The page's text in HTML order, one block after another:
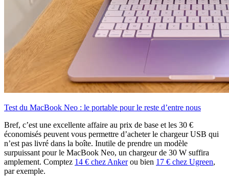
Test du MacBook Neo : le portable pour le reste d’entre nous
Bref, c’est une excellente affaire au prix de base et les 30 €
économisés peuvent vous permettre d’acheter le chargeur USB qui
n’est pas livré dans la boîte. Inutile de prendre un modèle
surpuissant pour le MacBook Neo, un chargeur de 30 W suffira
amplement. Comptez 14 € chez Ankerou bien 17 € chez Ugreen,
par exemple.